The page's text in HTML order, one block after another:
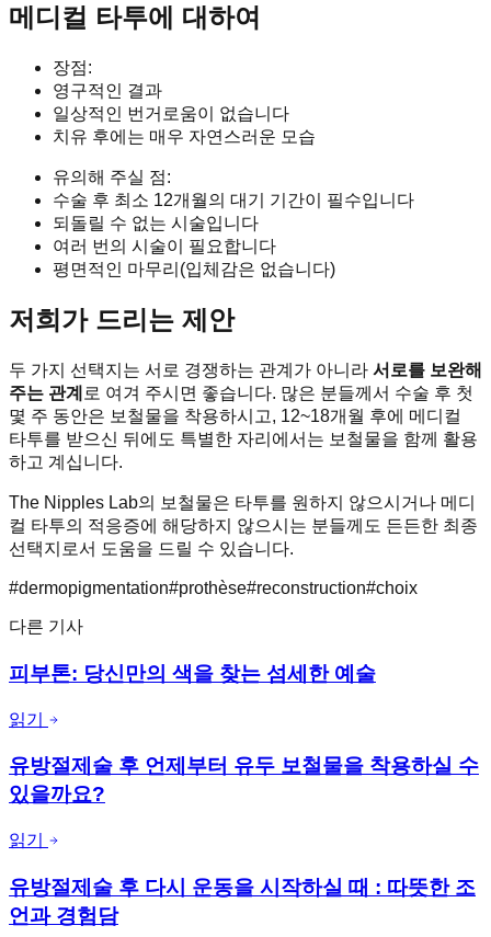
메디컬 타투에 대하여
장점:
영구적인 결과
일상적인 번거로움이 없습니다
치유 후에는 매우 자연스러운 모습
유의해 주실 점:
수술 후 최소 12개월의 대기 기간이 필수입니다
되돌릴 수 없는 시술입니다
여러 번의 시술이 필요합니다
평면적인 마무리(입체감은 없습니다)
저희가 드리는 제안
두 가지 선택지는 서로 경쟁하는 관계가 아니라 서로를 보완해
주는 관계 로 여겨 주시면 좋습니다. 많은 분들께서 수술 후 첫
몇 주 동안은 보철물을 착용하시고, 12~18개월 후에 메디컬
타투를 받으신 뒤에도 특별한 자리에서는 보철물을 함께 활용
하고 계십니다.
The Nipples Lab의 보철물은 타투를 원하지 않으시거나 메디
컬 타투의 적응증에 해당하지 않으시는 분들께도 든든한 최종
선택지로서 도움을 드릴 수 있습니다.
#dermopigmentation#prothèse#reconstruction#choix
다른 기사
피부톤: 당신만의 색을 찾는 섬세한 예술
읽기
유방절제술 후 언제부터 유두 보철물을 착용하실 수
있을까요?
읽기
유방절제술 후 다시 운동을 시작하실 때 : 따뜻한 조
언과 경험담